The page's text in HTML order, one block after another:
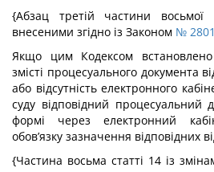
{Абзац третій частини восьмої
внесеними згідно із Законом №
Якщо цим Кодексом
змісті процесуального документа
або відсутність електронного
суду відповідний процесуальний
формі через електронний
обов’язку зазначення відповідних
{Частина восьма статті 14 із